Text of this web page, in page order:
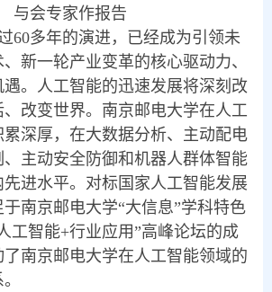
与会专家作报告
60多年的演进，已经成为引领未
新一轮产业变革的核心驱动力、
。人工智能的迅速发展将深刻改
改变世界。南京邮电大学在人工
深厚，在大数据分析、主动配电
、主动安全防御和机器人群体智能
进水平。对标国家人工智能发展
南京邮电大学“大信息”学科特色
工智能+行业应用”高峰论坛的成
南京邮电大学在人工智能领域的